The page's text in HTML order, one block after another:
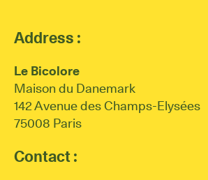
Address :
Le Bicolore
Maison du Danemark
142 Avenue des Champs-Elysées
75008 Paris
Contact :